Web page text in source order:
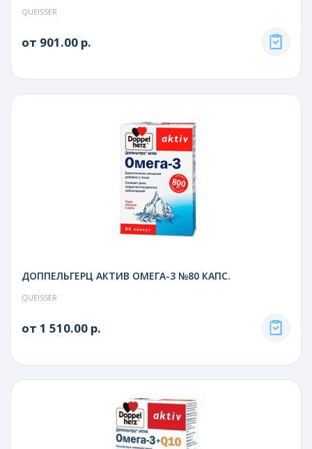
QUEISSER
от 901.00 р.
ДОППЕЛЬГЕРЦ АКТИВ ОМЕГА-3 №80 КАПС.
QUEISSER
от 1 510.00 р.